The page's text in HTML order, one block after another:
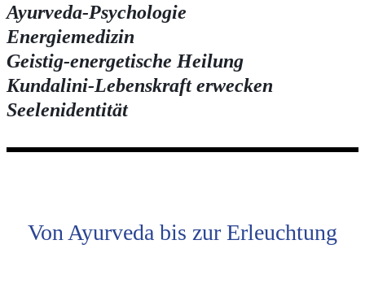
Ayurveda-Psychologie
Energiemedizin
Geistig-energetische Heilung
Kundalini-Lebenskraft erwecken
Seelenidentität
Von Ayurveda bis zur Erleuchtung